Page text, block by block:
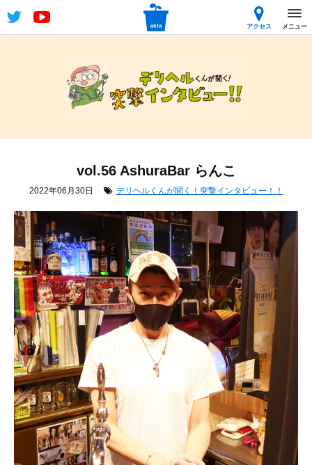
アクセス メニュー
vol.56 AshuraBar らんこ
2022年06月30日 デリヘルくんが聞く！突撃インタビュー！！